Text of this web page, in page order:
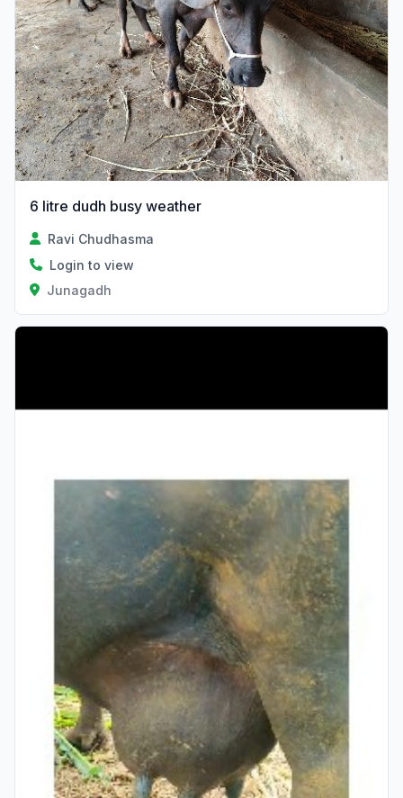
6 litre dudh busy weather
Ravi Chudhasma
Login to view
Junagadh